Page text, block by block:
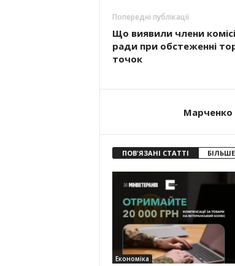
Попередні публікації
Що виявили члени
ради при обстеженні
точок
Марченко
ПОВ'ЯЗАНІ СТАТТІ
Економіка